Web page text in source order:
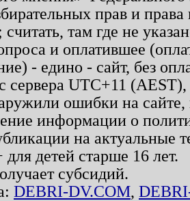
прав и
там где не
и оплатившее
- едино - сайт, без
сервера UTC+11
ошибки на
информации о
на актуальные
детей старше 16 лет.
субсидий.
DEBRI-DV.COM,